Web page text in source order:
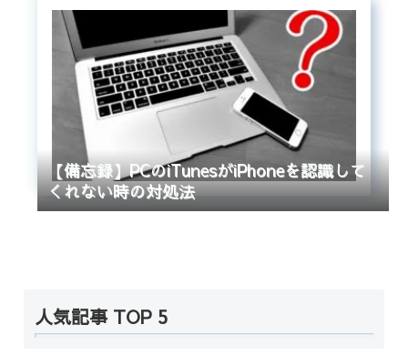
【備忘録】PCのiTunesがiPhoneを認識して
くれない時の対処法
人気記事 TOP 5